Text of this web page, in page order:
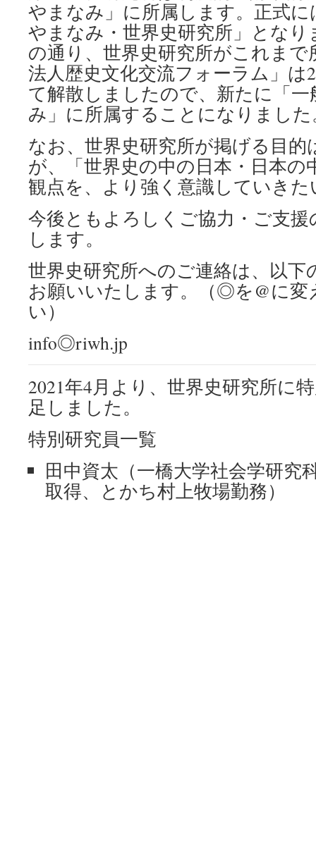
やまなみ」に所属します。正式に
やまなみ・世界史研究所」とな
の通り、世界史研究所がこれまで
法人歴史文化交流フォーラム」は
て解散しましたので、新たに「
み」に所属することになりました
なお、世界史研究所が掲げる目的
が、「世界史の中の日本・日本の
観点を、より強く意識していき
今後ともよろしくご協力・ご支
します。
世界史研究所へのご連絡は、以
お願いいたします。（◎を@に変
い）
info◎riwh.jp
2021年4月より、世界史研究所に
足しました。
特別研究員一覧
田中資太（一橋大学社会学研究
取得、とかち村上牧場勤務）